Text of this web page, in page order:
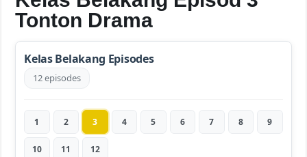
Tonton Drama
Kelas Belakang Episodes
12 episodes
1 2 3 4 5 6 7 8 9
10 11 12